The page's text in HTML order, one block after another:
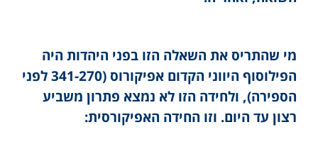
מי שהתריס את השאלה הזו בפני היהדות היה
הפילוסוף היווני הקדום אפיקורוס (341-270 לפני
הספירה), ולחידה הזו לא נמצא פתרון משביע
רצון עד היום. וזו החידה האפיקורסית: